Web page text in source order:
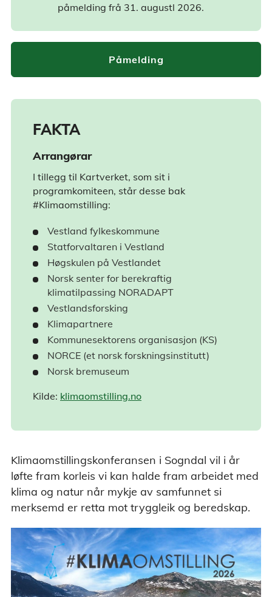
påmelding frå 31. augustl 2026.
Påmelding
FAKTA
Arrangørar
I tillegg til Kartverket, som sit i
programkomiteen, står desse bak
#Klimaomstilling:
Vestland fylkeskommune
Statforvaltaren i Vestland
Høgskulen på Vestlandet
Norsk senter for berekraftig
klimatilpassing NORADAPT
Vestlandsforsking
Klimapartnere
Kommunesektorens organisasjon (KS)
NORCE (et norsk forskningsinstitutt)
Norsk bremuseum
Kilde: klimaomstilling.no
Klimaomstillingskonferansen i Sogndal vil i år
løfte fram korleis vi kan halde fram arbeidet med
klima og natur når mykje av samfunnet si
merksemd er retta mot tryggleik og beredskap.